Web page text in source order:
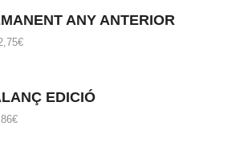
ANY ANTERIOR
EDICIÓ